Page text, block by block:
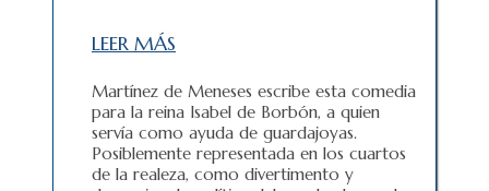
LEER MÁS
Martínez de Meneses escribe esta comedia
para la reina Isabel de Borbón, a quien
servía como ayuda de guardajoyas.
Posiblemente representada en los cuartos
de la realeza, como divertimento y